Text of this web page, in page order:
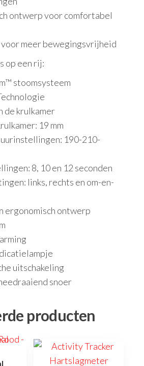
ontwerp voor comfortabel
voor meer bewegingsvrijheid
op een rij:
stoomsysteem
de krulkamer
19 mm
190-210-
8, 10 en 12 seconden
links, rechts en om-en-
ergonomisch ontwerp
uitschakeling
snoer
producten